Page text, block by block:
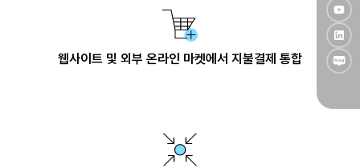
웹사이트 및 외부 온라인 마켓에서 지불결제 통합